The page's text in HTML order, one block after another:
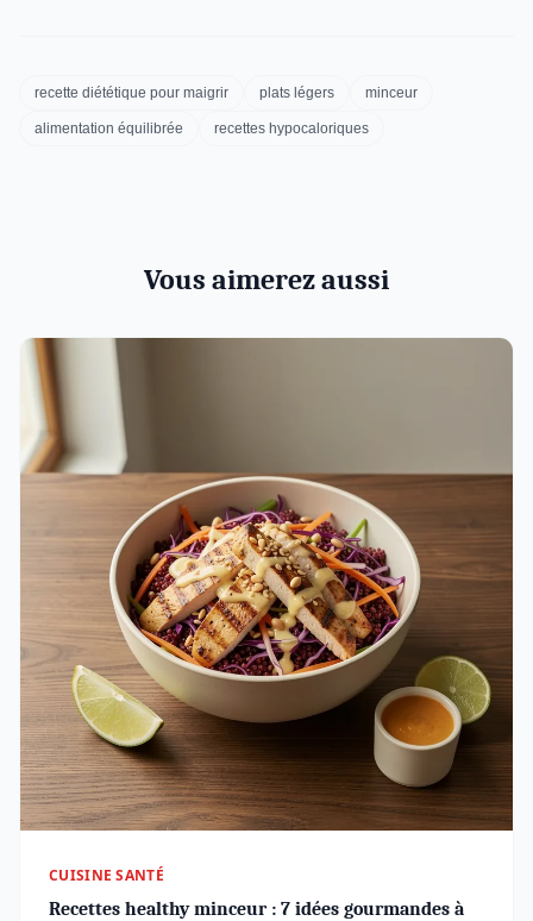
recette diététique pour maigrir plats légers minceur
alimentation équilibrée recettes hypocaloriques
Vous aimerez aussi
CUISINE SANTÉ
Recettes healthy minceur : 7 idées gourmandes à